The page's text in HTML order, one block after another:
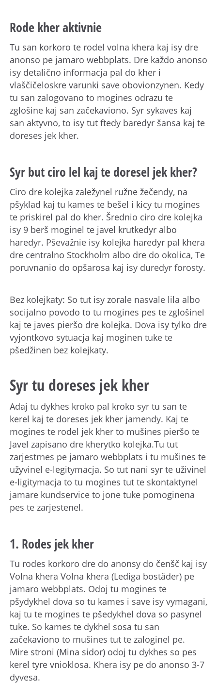
Rode kher aktivnie
Tu san korkoro te rodel volna khera kaj isy dre
anonso pe jamaro webbplats. Dre každo anonso
isy detalično informacja pal do kher i
vlaščičeloskre varunki save obovionzynen. Kedy
tu san zalogovano to mogines odrazu te
zglošine kaj san začekaviono. Syr sykaves kaj
san aktyvno, to isy tut ftedy baredyr šansa kaj te
doreses jek kher.
Syr but ciro lel kaj te doresel jek kher?
Ciro dre kolejka zaležynel ružne žečendy, na
pšyklad kaj tu kames te bešel i kicy tu mogines
te priskirel pal do kher. Šrednio ciro dre kolejka
isy 9 berš moginel te javel krutkedyr albo
haredyr. Pševažnie isy kolejka haredyr pal khera
dre centralno Stockholm albo dre do okolica, Te
poruvnanio do opšarosa kaj isy duredyr forosty.
Bez kolejkaty: So tut isy zorale nasvale lila albo
socijalno povodo to tu mogines pes te zglošinel
kaj te javes pieršo dre kolejka. Dova isy tylko dre
vyjontkovo sytuacja kaj moginen tuke te
pšedžinen bez kolejkaty.
Syr tu doreses jek kher
Adaj tu dykhes kroko pal kroko syr tu san te
kerel kaj te doreses jek kher jamendy. Kaj te
mogines te rodel jek kher to mušines pieršo te
Javel zapisano dre kherytko kolejka.Tu tut
zarjestrnes pe jamaro webbplats i tu mušines te
užyvinel e-legitymacja. So tut nani syr te uživinel
e-ligitymacja to tu mogines tut te skontaktynel
jamare kundservice to jone tuke pomoginena
pes te zarjestenel.
1. Rodes jek kher
Tu rodes korkoro dre do anonsy do čenšč kaj isy
Volna khera Volna khera (Lediga bostäder) pe
jamaro webbplats. Odoj tu mogines te
pšydykhel dova so tu kames i save isy vymagani,
kaj tu te mogines te pšedykhel dova so pasynel
tuke. So kames te dykhel sosa tu san
začekaviono to mušines tut te zaloginel pe.
Mire stroni (Mina sidor) odoj tu dykhes so pes
kerel tyre vnioklosa. Khera isy pe do anonso 3-7
dyvesa.